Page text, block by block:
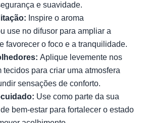
e suavidade.
Inspire o aroma
use no difusor para ampliar a
favorecer o foco e a tranquilidade.
Aplique levemente nos
tecidos para criar uma atmosfera
sensações de conforto.
Use como parte da sua
bem-estar para fortalecer o estado